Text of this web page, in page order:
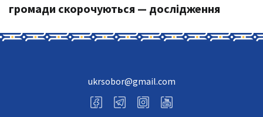
громади скорочуються — дослідження
ukrsobor@gmail.com